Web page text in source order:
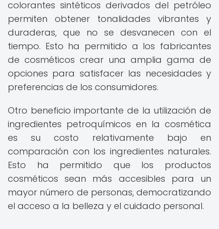
colorantes sintéticos derivados del petróleo
permiten obtener tonalidades vibrantes y
duraderas, que no se desvanecen con el
tiempo. Esto ha permitido a los fabricantes
de cosméticos crear una amplia gama de
opciones para satisfacer las necesidades y
preferencias de los consumidores.
Otro beneficio importante de la utilización de
ingredientes petroquímicos en la cosmética
es su costo relativamente bajo en
comparación con los ingredientes naturales.
Esto ha permitido que los productos
cosméticos sean más accesibles para un
mayor número de personas, democratizando
el acceso a la belleza y el cuidado personal.